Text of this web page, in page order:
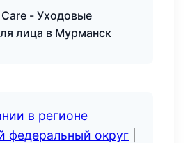
- Уходовые
лица в Мурманск
в регионе
федеральный округ